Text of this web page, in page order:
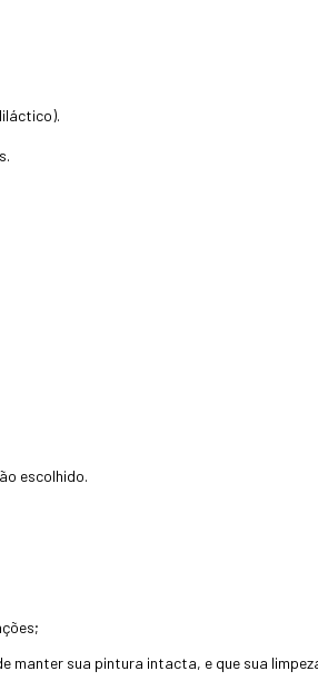
escolhido.
manter sua pintura intacta, e que sua